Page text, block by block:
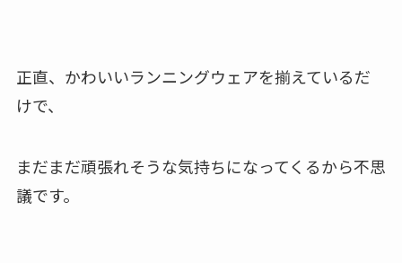
正直、かわいいランニングウェアを揃えているだ
けで、
まだまだ頑張れそうな気持ちになってくるから不思
議です。